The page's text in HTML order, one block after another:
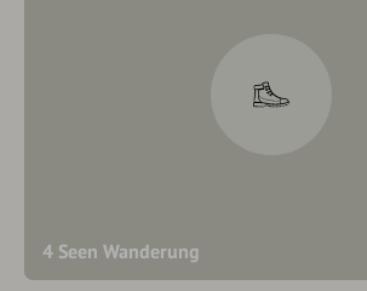
4 Seen Wanderung